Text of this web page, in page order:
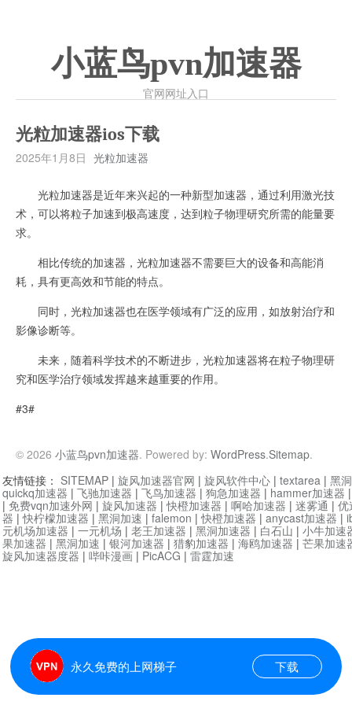
小蓝鸟pvn加速器
官网网址入口
光粒加速器ios下载
2025年1月8日 光粒加速器
光粒加速器是近年来兴起的一种新型加速器，通过利用激光技
术，可以将粒子加速到极高速度，达到粒子物理研究所需的能量要
求。
相比传统的加速器，光粒加速器不需要巨大的设备和高能消
耗，具有更高效和节能的特点。
同时，光粒加速器也在医学领域有广泛的应用，如放射治疗和
影像诊断等。
未来，随着科学技术的不断进步，光粒加速器将在粒子物理研
究和医学治疗领域发挥越来越重要的作用。
#3#
© 2026 小蓝鸟pvn加速器. Powered by: WordPress.Sitemap.
永久免费的上网梯子 下载
友情链接： SITEMAP | 旋风加速器官网 | 旋风软件中心 | textarea | 黑
quickq加速器 | 飞驰加速器 | 飞鸟加速器 | 狗急加速器 | hammer加速器
| 免费vqn加速外网 | 旋风加速器 |快橙加速器 | 啊哈加速器 | 迷雾通 | 优
器 |快柠檬加速器 | 黑洞加速 | falemon |快橙加速器 | anycast加速器 |
元机场加速器 | 一元机场 | 老王加速器 | 黑洞加速器 | 白石山 | 小牛加速
果加速器 | 黑洞加速 | 银河加速器 | 猎豹加速器 | 海鸥加速器 | 芒果加速
旋风加速器度器 | 哔咔漫画 | PicACG | 雷霆加速